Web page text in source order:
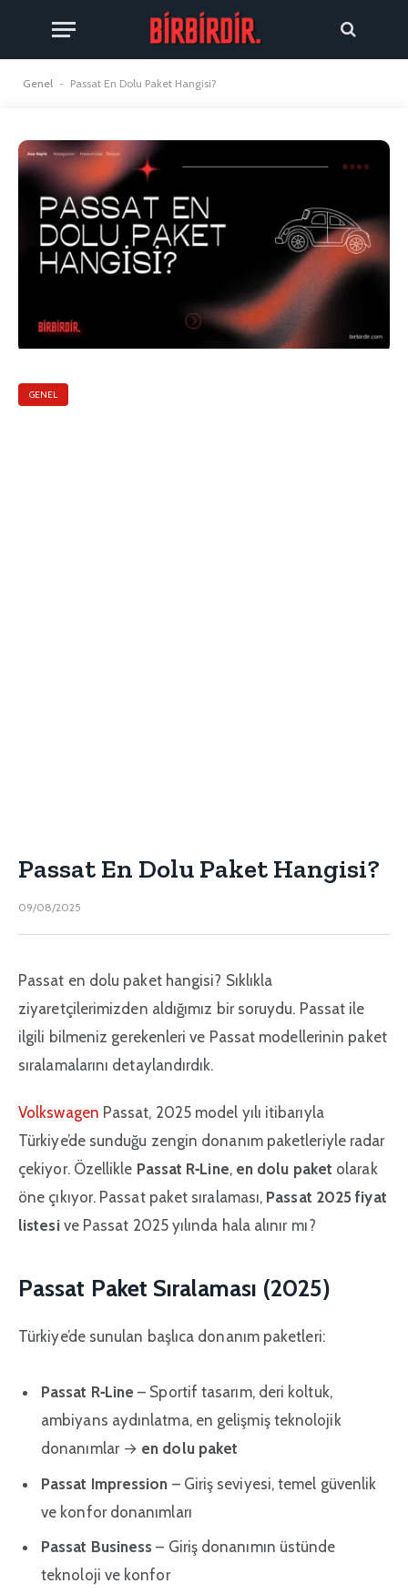
Genel - Passat En Dolu Paket Hangisi?
GENEL
Passat En Dolu Paket Hangisi?
09/08/2025
Passat en dolu paket hangisi? Sıklıkla
ziyaretçilerimizden aldığımız bir soruydu. Passat ile
ilgili bilmeniz gerekenleri ve Passat modellerinin paket
sıralamalarını detaylandırdık.
Volkswagen Passat, 2025 model yılı itibarıyla
Türkiye’de sunduğu zengin donanım paketleriyle radar
çekiyor. Özellikle Passat R‑Line, en dolu paket olarak
öne çıkıyor. Passat paket sıralaması, Passat 2025 fiyat
listesive Passat 2025 yılında hala alınır mı?
Passat Paket Sıralaması (2025)
Türkiye’de sunulan başlıca donanım paketleri:
Passat R‑Line – Sportif tasarım, deri koltuk,
ambiyans aydınlatma, en gelişmiş teknolojik
donanımlar → en dolu paket
Passat Impression – Giriş seviyesi, temel güvenlik
ve konfor donanımları
Passat Business – Giriş donanımın üstünde
teknoloji ve konfor